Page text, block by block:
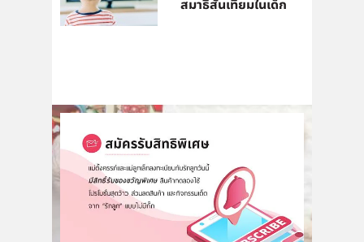
สมาธิสั้นเทียมในเด็ก